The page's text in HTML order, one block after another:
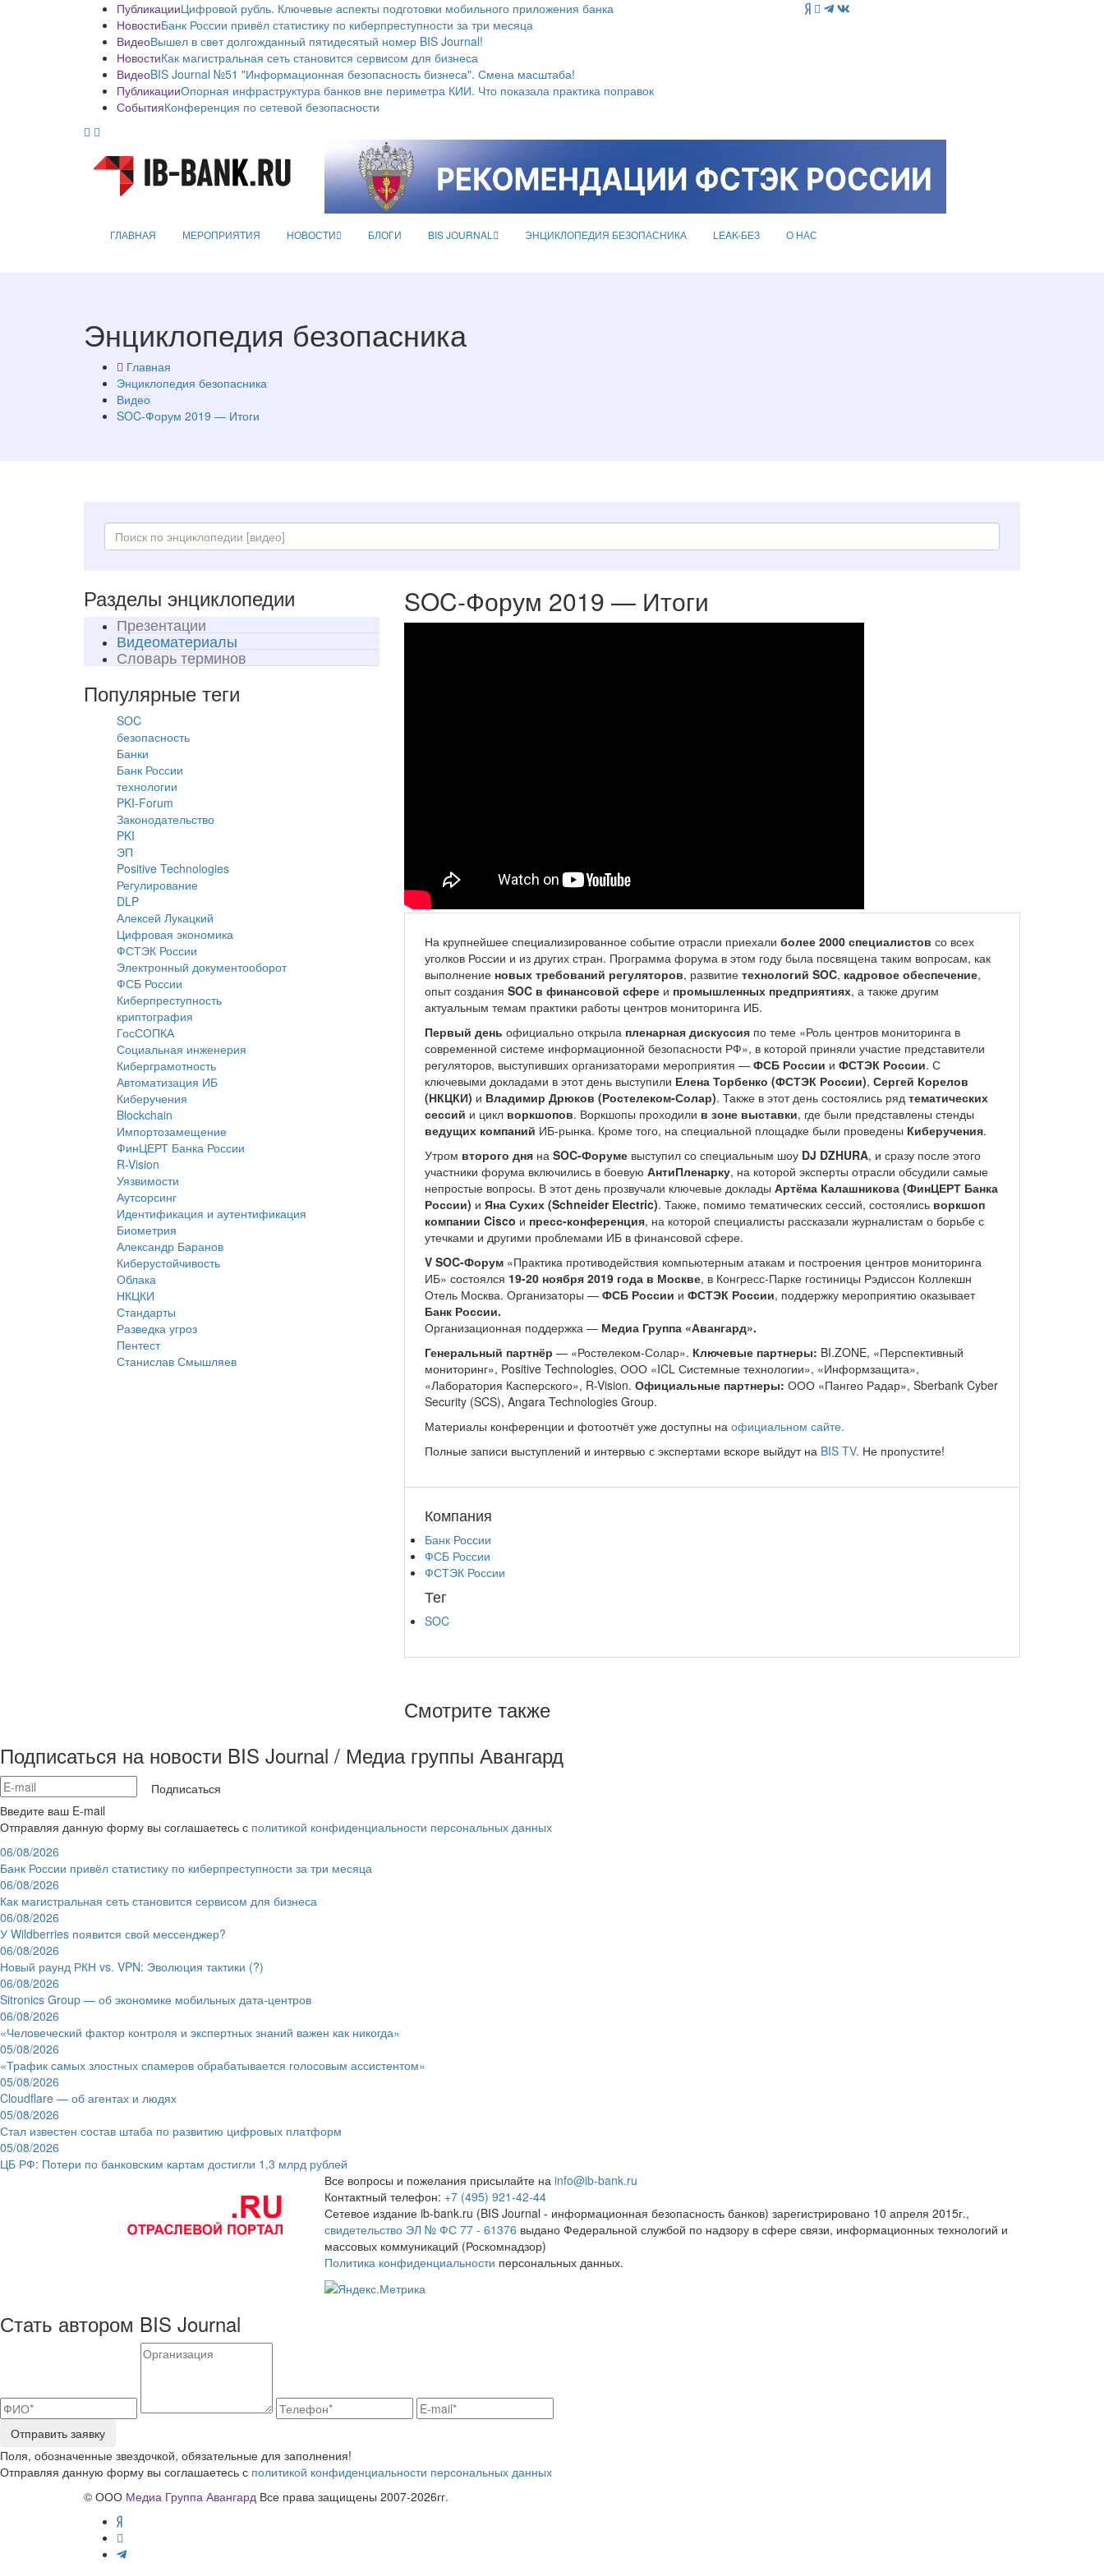
ПубликацииЦифровой рубль. Ключевые аспекты подготовки мобильного приложения банка
НовостиБанк России привёл статистику по киберпреступности за три месяца
ВидеоВышел в свет долгожданный пятидесятый номер BIS Journal!
НовостиКак магистральная сеть становится сервисом для бизнеса
ВидеоBIS Journal №51 "Информационная безопасность бизнеса". Смена масштаба!
ПубликацииОпорная инфраструктура банков вне периметра КИИ. Что показала практика поправок
СобытияКонференция по сетевой безопасности
ГЛАВНАЯ МЕРОПРИЯТИЯ НОВОСТИ БЛОГИ BIS JOURNAL ЭНЦИКЛОПЕДИЯ БЕЗОПАСНИКА LEAK-БЕЗ О НАС
Энциклопедия безопасника
Главная
Энциклопедия безопасника
Видео
SOC-Форум 2019 — Итоги
Разделы энциклопедии
Презентации
Видеоматериалы
Словарь терминов
Популярные теги
SOC
безопасность
Банки
Банк России
технологии
PKI-Forum
Законодательство
PKI
ЭП
Positive Technologies
Регулирование
DLP
Алексей Лукацкий
Цифровая экономика
ФСТЭК России
Электронный документооборот
ФСБ России
Киберпреступность
криптография
ГосСОПКА
Социальная инженерия
Киберграмотность
Автоматизация ИБ
Киберучения
Blockchain
Импортозамещение
ФинЦЕРТ Банка России
R-Vision
Уязвимости
Аутсорсинг
Идентификация и аутентификация
Биометрия
Александр Баранов
Киберустойчивость
Облака
НКЦКИ
Стандарты
Разведка угроз
Пентест
Станислав Смышляев
SOC-Форум 2019 — Итоги
На крупнейшее специализированное событие отрасли приехали более 2000 специалистов со всех
уголков России и из других стран. Программа форума в этом году была посвящена таким вопросам, как
выполнение новых требований регуляторов, развитие технологий SOC, кадровое обеспечение,
опыт создания SOC в финансовой сфере и промышленных предприятиях, а также другим
актуальным темам практики работы центров мониторинга ИБ.
Первый день официально открыла пленарная дискуссия по теме «Роль центров мониторинга в
современной системе информационной безопасности РФ», в которой приняли участие представители
регуляторов, выступивших организаторами мероприятия — ФСБ России и ФСТЭК России. С
ключевыми докладами в этот день выступили Елена Торбенко (ФСТЭК России), Сергей Корелов
(НКЦКИ) и Владимир Дрюков (Ростелеком-Солар). Также в этот день состоялись ряд тематических
сессий и цикл воркшопов. Воркшопы проходили в зоне выставки, где были представлены стенды
ведущих компаний ИБ-рынка. Кроме того, на специальной площадке были проведены Киберучения.
Утром второго дня на SOC-Форуме выступил со специальным шоу DJ DZHURA, и сразу после этого
участники форума включились в боевую АнтиПленарку, на которой эксперты отрасли обсудили самые
непростые вопросы. В этот день прозвучали ключевые доклады Артёма Калашникова (ФинЦЕРТ Банка
России) и Яна Сухих (Schneider Electric). Также, помимо тематических сессий, состоялись воркшоп
компании Cisco и пресс-конференция, на которой специалисты рассказали журналистам о борьбе с
утечками и другими проблемами ИБ в финансовой сфере.
V SOC-Форум «Практика противодействия компьютерным атакам и построения центров мониторинга
ИБ» состоялся 19-20 ноября 2019 года в Москве, в Конгресс-Парке гостиницы Рэдиссон Коллекшн
Отель Москва. Организаторы — ФСБ России и ФСТЭК России, поддержку мероприятию оказывает
Банк России.
Организационная поддержка — Медиа Группа «Авангард».
Генеральный партнёр — «Ростелеком-Солар». Ключевые партнеры: BI.ZONE, «Перспективный
мониторинг», Positive Technologies, ООО «ICL Системные технологии», «Информзащита»,
«Лаборатория Касперского», R-Vision. Официальные партнеры: ООО «Пангео Радар», Sberbank Cyber
Security (SCS), Angara Technologies Group.
Материалы конференции и фотоотчёт уже доступны на официальном сайте.
Полные записи выступлений и интервью с экспертами вскоре выйдут на BIS TV. Не пропустите!
Компания
Банк России
ФСБ России
ФСТЭК России
Тег
SOC
Смотрите также
Подписаться на новости BIS Journal / Медиа группы Авангард
Подписаться
Введите ваш E-mail
Отправляя данную форму вы соглашаетесь с политикой конфиденциальности персональных данных
06/08/2026
Банк России привёл статистику по киберпреступности за три месяца
06/08/2026
Как магистральная сеть становится сервисом для бизнеса
06/08/2026
У Wildberries появится свой мессенджер?
06/08/2026
Новый раунд РКН vs. VPN: Эволюция тактики (?)
06/08/2026
Sitronics Group — об экономике мобильных дата-центров
06/08/2026
«Человеческий фактор контроля и экспертных знаний важен как никогда»
05/08/2026
«Трафик самых злостных спамеров обрабатывается голосовым ассистентом»
05/08/2026
Cloudflare — об агентах и людях
05/08/2026
Стал известен состав штаба по развитию цифровых платформ
05/08/2026
ЦБ РФ: Потери по банковским картам достигли 1,3 млрд рублей
Все вопросы и пожелания присылайте на info@ib-bank.ru
Контактный телефон: +7 (495) 921-42-44
Сетевое издание ib-bank.ru (BIS Journal - информационная безопасность банков) зарегистрировано 10 апреля 2015г.,
свидетельство ЭЛ № ФС 77 - 61376 выдано Федеральной службой по надзору в сфере связи, информационных технологий и
массовых коммуникаций (Роскомнадзор)
Политика конфиденциальности персональных данных.
Стать автором BIS Journal
Отправить заявку
Поля, обозначенные звездочкой, обязательные для заполнения!
Отправляя данную форму вы соглашаетесь с политикой конфиденциальности персональных данных
© ООО Медиа Группа Авангард Все права защищены 2007-2026гг.